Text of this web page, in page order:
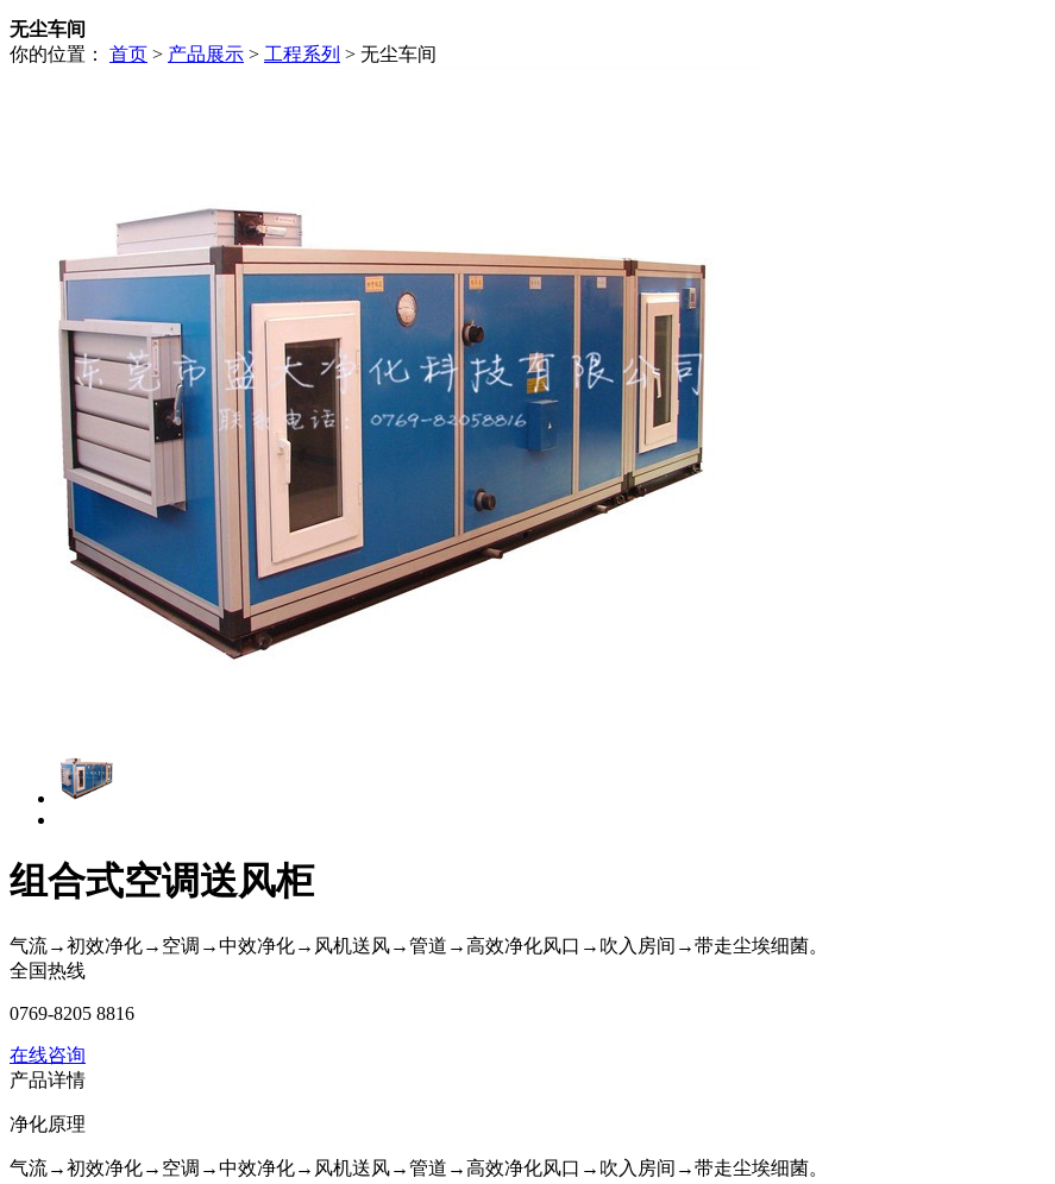
无尘车间
你的位置： 首页 > 产品展示 > 工程系列 > 无尘车间
组合式空调送风柜
气流→初效净化→空调→中效净化→风机送风→管道→高效净化风口→吹入房间→带走尘埃细菌。
全国热线
0769-8205 8816
在线咨询
产品详情
净化原理
气流→初效净化→空调→中效净化→风机送风→管道→高效净化风口→吹入房间→带走尘埃细菌。